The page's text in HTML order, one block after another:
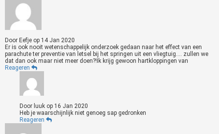
Door Eefje op 14 Jan 2020
Er is ook nooit wetenschappelijk onderzoek gedaan naar het effect van een
parachute ter preventie van letsel bij het springen uit een vliegtuig.... zullen we
dat dan ook maar niet meer doen?!Ik krijg gewoon hartkloppingen van
Reageren
Door luuk op 16 Jan 2020
Heb je waarschijnlijk niet genoeg sap gedronken
Reageren